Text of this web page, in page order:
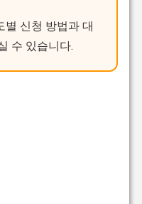
신청 방법과 대
수 있습니다.